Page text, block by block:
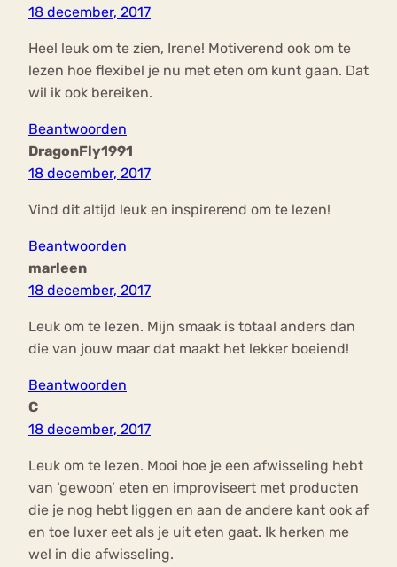
18 december, 2017
Heel leuk om te zien, Irene! Motiverend ook om te
lezen hoe flexibel je nu met eten om kunt gaan. Dat
wil ik ook bereiken.
Beantwoorden
DragonFly1991
18 december, 2017
Vind dit altijd leuk en inspirerend om te lezen!
Beantwoorden
marleen
18 december, 2017
Leuk om te lezen. Mijn smaak is totaal anders dan
die van jouw maar dat maakt het lekker boeiend!
Beantwoorden
C
18 december, 2017
Leuk om te lezen. Mooi hoe je een afwisseling hebt
van ‘gewoon’ eten en improviseert met producten
die je nog hebt liggen en aan de andere kant ook af
en toe luxer eet als je uit eten gaat. Ik herken me
wel in die afwisseling.